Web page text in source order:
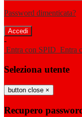
Password dimenticata?
-
Entra con SPID Entra
Seleziona utente
button close ×
Recupero